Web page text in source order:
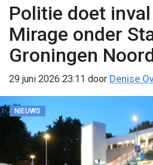
Politie doet
Mirage onder
Groningen
29 juni 2026 23:11 door Denise
NIEUWS